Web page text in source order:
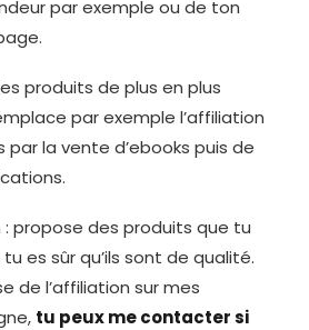
par exemple ou de ton
produits de plus en plus
par exemple l’affiliation
par la vente d’ebooks puis de
propose des produits que tu
es sûr qu’ils sont de qualité.
de l’affiliation sur mes
tu peux me contacter si